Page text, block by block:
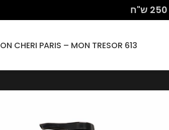
613 HAIR COUTURE – MON CHERI PARIS – MON TRESOR